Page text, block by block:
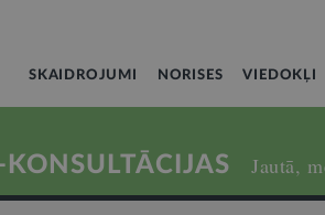
SKAIDROJUMI NORISES VIEDOKĻI
KONSULTĀCIJAS Jautā,